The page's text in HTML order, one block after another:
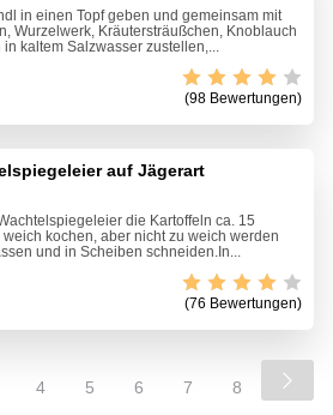
in einen Topf geben und gemeinsam mit
Wurzelwerk, Kräutersträußchen, Knoblauch
kaltem Salzwasser zustellen,...
(98 Bewertungen)
auf Jägerart
die Kartoffeln ca. 15
weich kochen, aber nicht zu weich werden
und in Scheiben schneiden.In...
(76 Bewertungen)
4 5 6 7 8